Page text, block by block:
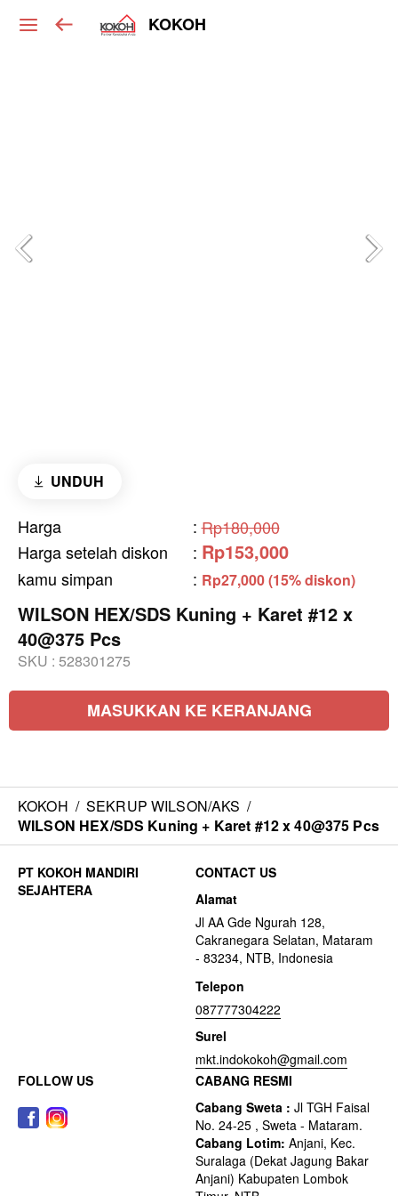
KOKOH
UNDUH
Harga : Rp180,000
Harga setelah diskon
: Rp153,000
kamu simpan : Rp27,000 (15% diskon)
WILSON HEX/SDS Kuning + Karet #12 x
40@375 Pcs
SKU : 528301275
MASUKKAN KE KERANJANG
KOKOH / SEKRUP WILSON/AKS /
WILSON HEX/SDS Kuning + Karet #12 x 40@375 Pcs
CONTACT US
Alamat
Jl AA Gde Ngurah 128,
Cakranegara Selatan, Mataram
- 83234, NTB, Indonesia
Telepon
087777304222
Surel
mkt.indokokoh@gmail.com
FOLLOW US
CABANG RESMI